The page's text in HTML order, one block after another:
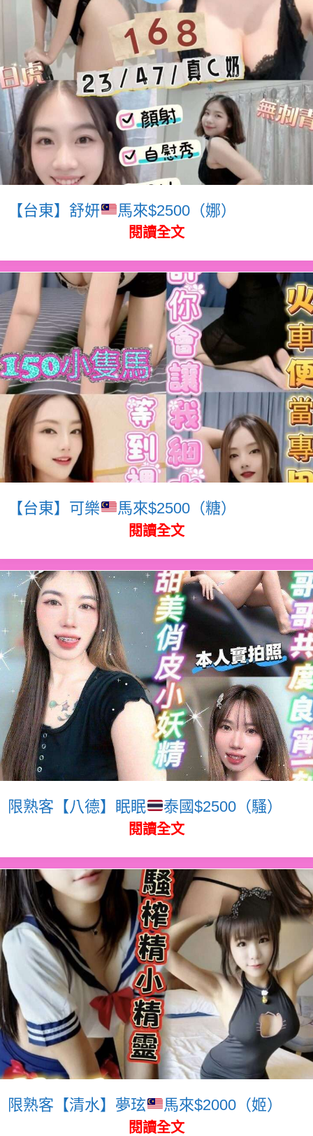
【台東】舒妍 馬來$2500（娜）
閱讀全文
【台東】可樂 馬來$2500（糖）
閱讀全文
限熟客【八德】眠眠 泰國$2500（騷）
閱讀全文
限熟客【清水】夢玹 馬來$2000（姬）
閱讀全文